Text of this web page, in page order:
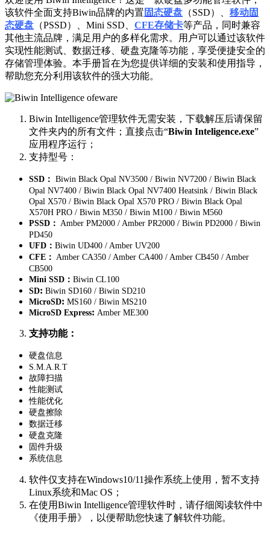
该软件全面支持Biwin品牌的内置 固态硬盘 （SSD）、 移动固
态硬盘 （PSSD）、Mini SSD、 CFE存储卡等产品，同时兼容
其他主流品牌，满足用户的多样化需求。用户可以通过该软件
实现性能测试、数据迁移、硬盘克隆等功能，享受便捷安全的
存储管理体验。本手册旨在为您提供详细的安装和使用指导，
帮助您充分利用该软件的强大功能。
Biwin Intelligence管理软件无需安装，下载解压后请保留
文件夹内的所有文件；直接点击“Biwin Inteligence.exe”
应用程序运行；
支持型号：
SSD： Biwin Black Opal NV3500 / Biwin NV7200 / Biwin Black
Opal NV7400 / Biwin Black Opal NV7400 Heatsink / Biwin Black
Opal X570 / Biwin Black Opal X570 PRO / Biwin Black Opal
X570H PRO / Biwin M350 / Biwin M100 / Biwin M560
PSSD： Amber PM2000 / Amber PR2000 / Biwin PD2000 / Biwin
PD450
UFD： Biwin UD400 / Amber UV200
CFE： Amber CA350 / Amber CA400 / Amber CB450 / Amber
CB500
Mini SSD： Biwin CL100
SD: Biwin SD160 / Biwin SD210
MicroSD: MS160 / Biwin MS210
MicroSD Express: Amber ME300
支持功能：
硬盘信息
S.M.A.R.T
故障扫描
性能测试
性能优化
硬盘擦除
数据迁移
硬盘克隆
固件升级
系统信息
软件仅支持在Windows10/11操作系统上使用，暂不支持
Linux系统和Mac OS；
在使用Biwin Intelligence管理软件时，请仔细阅读软件中
《使用手册》，以便帮助您快速了解软件功能。